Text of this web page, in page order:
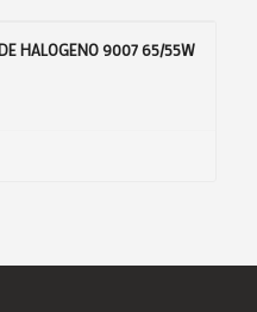
HALOGENO 9007 65/55W